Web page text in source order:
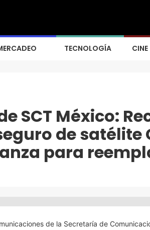
TECNOLOGÍA CINE
SCT México:
de satélite
para
de la Secretaría de